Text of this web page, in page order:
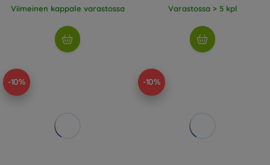
Viimeinen kappale varastossa Varastossa > 5 kpl
-10% -10%